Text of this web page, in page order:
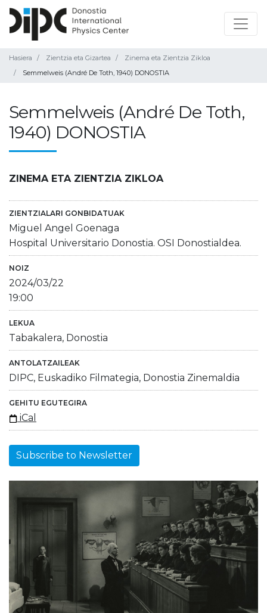
Hasiera Zientzia eta Gizartea
Zinema eta Zientzia Zikloa
Semmelweis (André De Toth, 1940) DONOSTIA
Semmelweis (André De Toth,
1940) DONOSTIA
ZINEMA ETA ZIENTZIA ZIKLOA
ZIENTZIALARI GONBIDATUAK
Miguel Angel Goenaga
Hospital Universitario Donostia. OSI Donostialdea.
NOIZ
2024/03/22
19:00
LEKUA
Tabakalera, Donostia
ANTOLATZAILEAK
DIPC, Euskadiko Filmategia, Donostia Zinemaldia
GEHITU EGUTEGIRA
iCal
Subscribe to Newsletter